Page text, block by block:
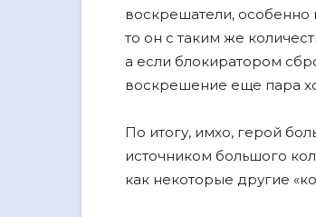
воскрешатели, особенно
то он с таким же
а если блокиратором
воскрешение еще пара
По итогу, имхо, герой
источником большого
как некоторые другие